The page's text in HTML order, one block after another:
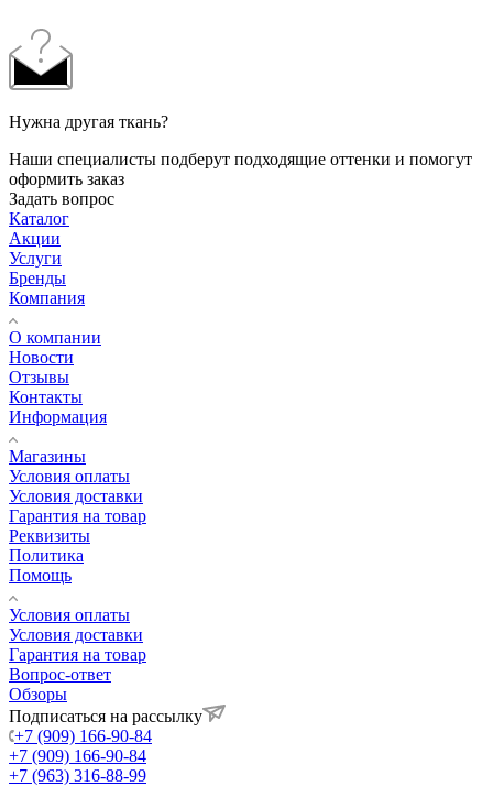
Нужна другая ткань?
Наши специалисты подберут подходящие оттенки и помогут
оформить заказ
Задать вопрос
Каталог
Акции
Услуги
Бренды
Компания
О компании
Новости
Отзывы
Контакты
Информация
Магазины
Условия оплаты
Условия доставки
Гарантия на товар
Реквизиты
Политика
Помощь
Условия оплаты
Условия доставки
Гарантия на товар
Вопрос-ответ
Обзоры
Подписаться на рассылку
+7 (909) 166-90-84
+7 (909) 166-90-84
+7 (963) 316-88-99